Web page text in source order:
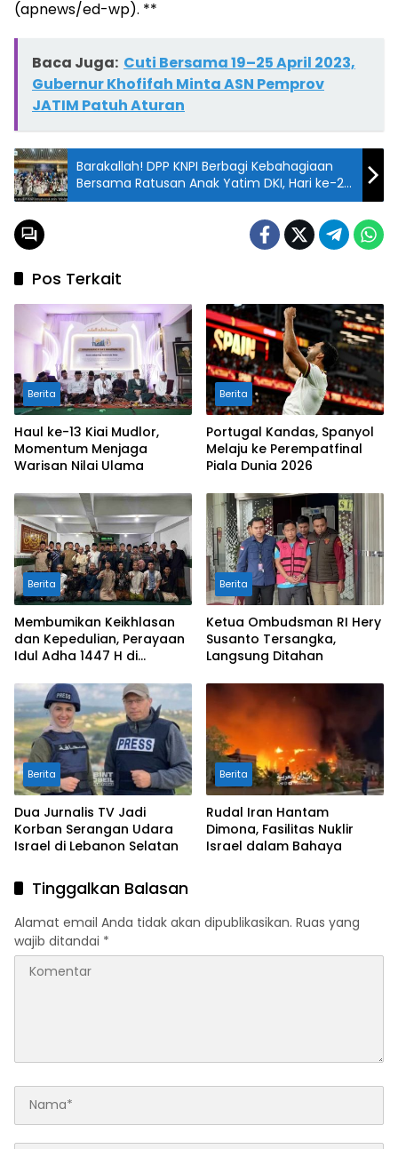
(apnews/ed-wp). **
Baca Juga: Cuti Bersama 19–25 April 2023,
Gubernur Khofifah Minta ASN Pemprov
JATIM Patuh Aturan
Barakallah! DPP KNPI Berbagi Kebahagiaan
Bersama Ratusan Anak Yatim DKI, Hari ke-23
Ramadan
Pos Terkait
Berita
Haul ke-13 Kiai Mudlor,
Momentum Menjaga
Warisan Nilai Ulama
Berita
Portugal Kandas, Spanyol
Melaju ke Perempatfinal
Piala Dunia 2026
Berita
Membumikan Keikhlasan
dan Kepedulian, Perayaan
Idul Adha 1447 H di
Berita
Ketua Ombudsman RI Hery
Susanto Tersangka,
Langsung Ditahan
Berita
Dua Jurnalis TV Jadi
Korban Serangan Udara
Israel di Lebanon Selatan
Berita
Rudal Iran Hantam
Dimona, Fasilitas Nuklir
Israel dalam Bahaya
Tinggalkan Balasan
Alamat email Anda tidak akan dipublikasikan. Ruas yang
wajib ditandai *